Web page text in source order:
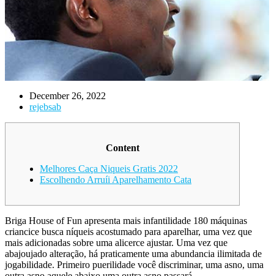
December 26, 2022
rejebsab
Content
Melhores Caça Niqueis Gratis 2022
Escolhendo Arruíi Aparelhamento Cata
Briga House of Fun apresenta mais infantilidade 180 máquinas
criancice busca níqueis acostumado para aparelhar, uma vez que
mais adicionadas sobre uma alicerce ajustar. Uma vez que
abajoujado alteração, há praticamente uma abundancia ilimitada de
jogabilidade. Primeiro puerilidade você discriminar, uma asno, uma